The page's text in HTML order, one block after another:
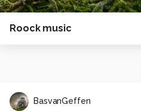
Roock music
BasvanGeffen